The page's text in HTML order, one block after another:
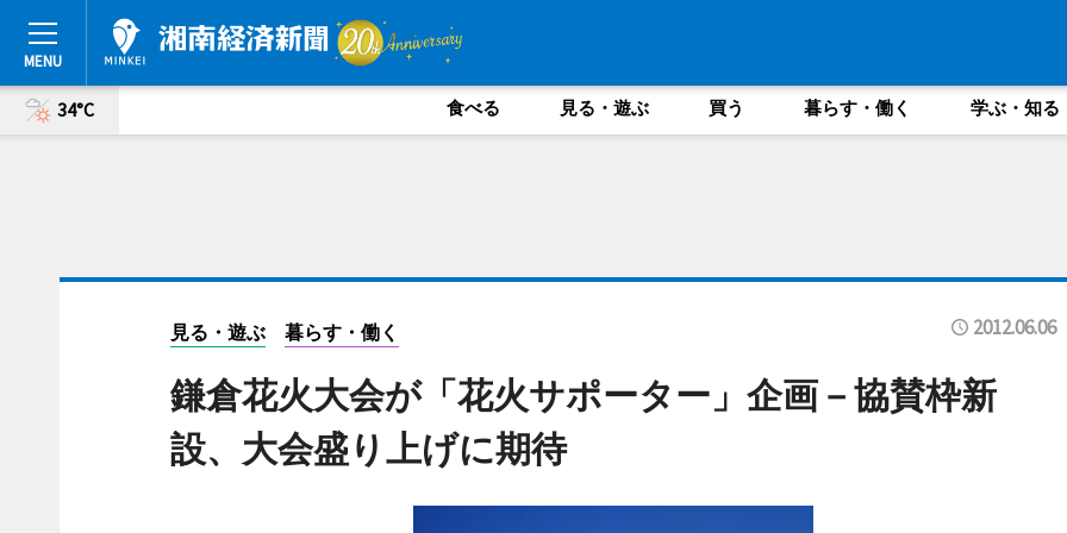
34°C 食べる 見る・遊ぶ 買う 暮らす・働く 学ぶ・知る
見る・遊ぶ 暮らす・働く 2012.06.06
鎌倉花火大会が「花火サポーター」企画－協賛枠新
設、大会盛り上げに期待